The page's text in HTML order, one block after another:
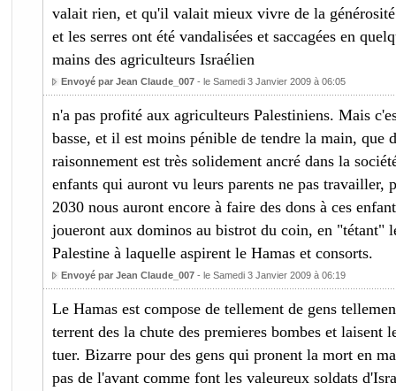
valait rien, et qu'il valait mieux vivre de la
et les serres ont été vandalisées et saccagées en
mains des agriculteurs Israélien
Envoyé par Jean Claude_007- le Samedi 3 Janvier 2009 à 06:05
n'a pas profité aux agriculteurs Palestiniens. Mais
basse, et il est moins pénible de tendre la main, que
raisonnement est très solidement ancré dans la
enfants qui auront vu leurs parents ne pas travailler,
2030 nous auront encore à faire des dons à ces
joueront aux dominos au bistrot du coin, en "tétant"
Palestine à laquelle aspirent le Hamas et consorts.
Envoyé par Jean Claude_007- le Samedi 3 Janvier 2009 à 06:19
Le Hamas est compose de tellement de gens
terrent des la chute des premieres bombes et laisent
tuer. Bizarre pour des gens qui pronent la mort en
pas de l'avant comme font les valeureux soldats